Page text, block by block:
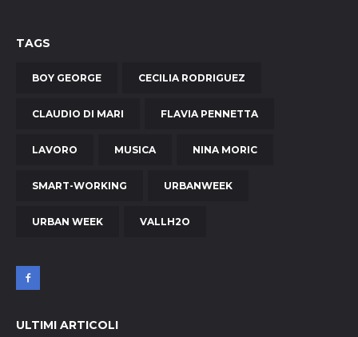
TAGS
BOY GEORGE CECILIA RODRIGUEZ
CLAUDIO DI MARI FLAVIA PENNETTA
LAVORO MUSICA NINA MORIC
SMART-WORKING URBANWEEK
URBAN WEEK VALLH2O
ULTIMI ARTICOLI